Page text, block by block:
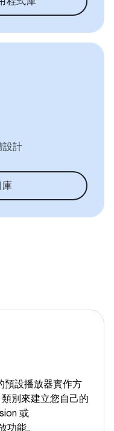
設計
庫
預設播放器實作方
別來建立您自己的
或
功能。